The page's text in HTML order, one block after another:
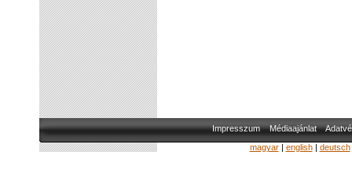
Impresszum Médiaajánlat
magyar| english| deutsch